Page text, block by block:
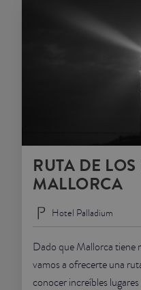
RUTA DE
MALLORCA
Hotel Palladium
Dado que Mallorca tiene
vamos a ofrecerte una
conocer increíbles